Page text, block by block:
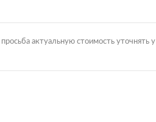
актуальную стоимость уточнять